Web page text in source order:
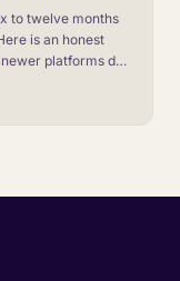
to twelve months
is an honest
platforms do
will